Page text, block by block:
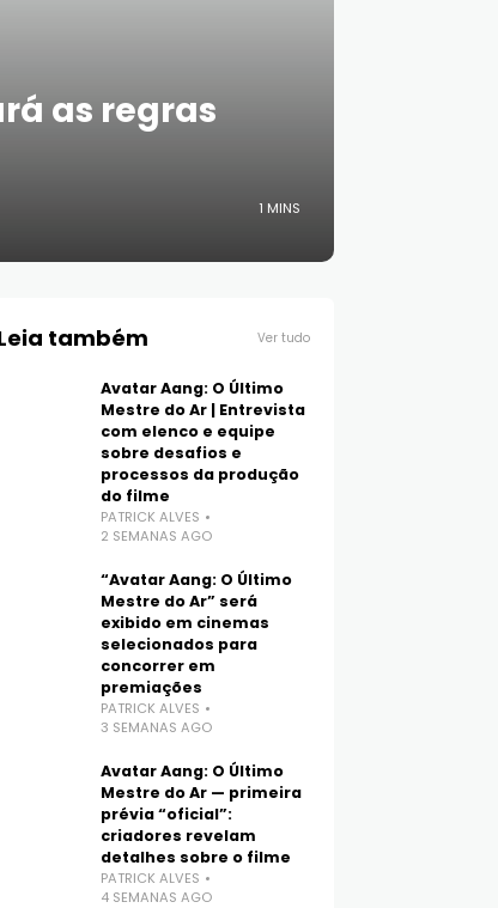
as regras
1 MINS
também Ver tudo
Avatar Aang: O Último
Mestre do Ar | Entrevista
com elenco e equipe
sobre desafios e
processos da produção
do filme
PATRICK ALVES
2 SEMANAS AGO
“Avatar Aang: O Último
Mestre do Ar” será
exibido em cinemas
selecionados para
concorrer em
premiações
PATRICK ALVES
3 SEMANAS AGO
Avatar Aang: O Último
Mestre do Ar — primeira
prévia “oficial”:
criadores revelam
detalhes sobre o filme
PATRICK ALVES
4 SEMANAS AGO